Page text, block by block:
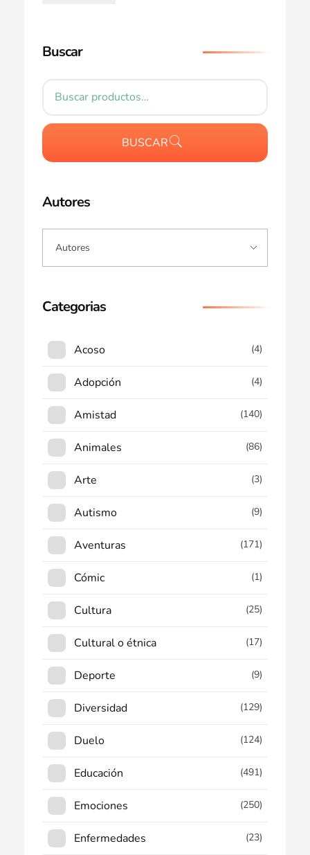
Buscar
BUSCAR
Autores
Categorias
Acoso (4)
Adopción (4)
Amistad (140)
Animales (86)
Arte (3)
Autismo (9)
Aventuras (171)
Cómic (1)
Cultura (25)
Cultural o étnica (17)
Deporte (9)
Diversidad (129)
Duelo (124)
Educación (491)
Emociones (250)
Enfermedades (23)